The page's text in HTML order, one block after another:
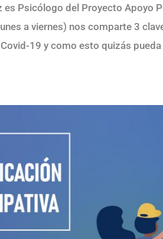
es Psicólogo del Proyecto Apoyo
a viernes) nos comparte 3
19 y como esto quizás